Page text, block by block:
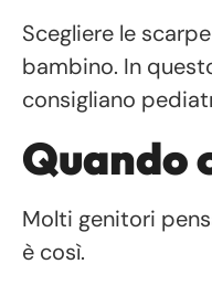
Scegliere le
bambino. In
consigliano
Quando
Molti genitori
è così.